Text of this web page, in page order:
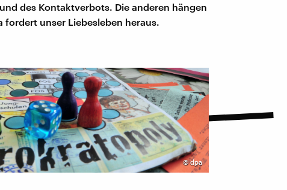
des Kontaktverbots. Die anderen hängen
fordert unser Liebesleben heraus.
©dpa